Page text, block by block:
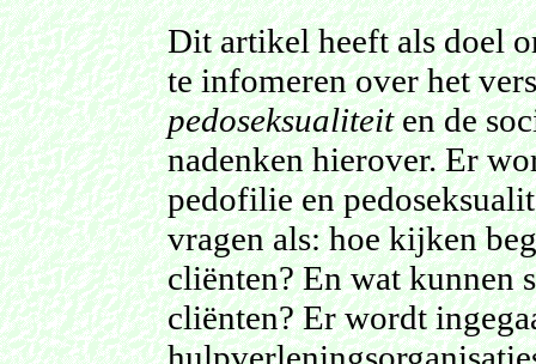
Dit artikel heeft als doel
te infomeren over het
pedoseksualiteiten de
nadenken hierover. Er
pedofilie en
vragen als: hoe kijken
cliënten? En wat kunnen
cliënten? Er wordt